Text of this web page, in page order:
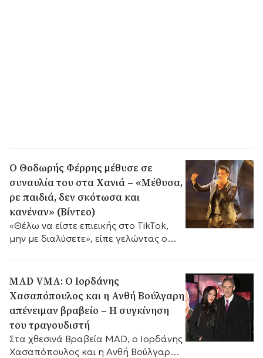
Ο Θοδωρής Φέρρης μέθυσε σε
συναυλία του στα Χανιά – «Μέθυσα,
ρε παιδιά, δεν σκότωσα και
κανέναν» (Βίντεο)
«Θέλω να είστε επιεικής στο TikTok,
μην με διαλύσετε», είπε γελώντας ο
MAD VMA: Ο Ιορδάνης
Χασαπόπουλος και η Ανθή Βούλγαρη
απένειμαν βραβείο – Η συγκίνηση
του τραγουδιστή
Στα χθεσινά Βραβεία MAD, ο Ιορδάνης
Χασαπόπουλος και η Ανθή Βούλγαρη